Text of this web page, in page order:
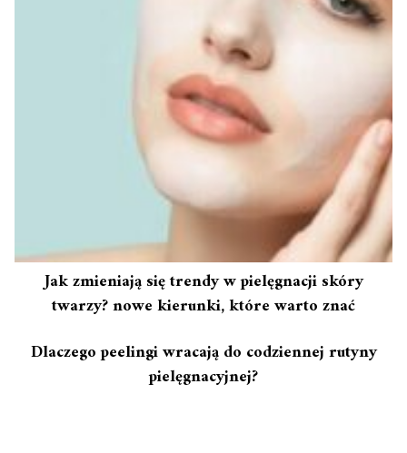
Jak zmieniają się trendy w pielęgnacji skóry
twarzy? nowe kierunki, które warto znać
Dlaczego peelingi wracają do codziennej rutyny
pielęgnacyjnej?